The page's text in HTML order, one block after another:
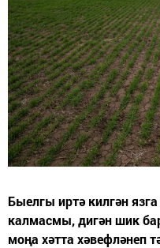
Быелгы иртә килгән
калмасмы, дигән шик
моңа хәтта хәвефләнеп